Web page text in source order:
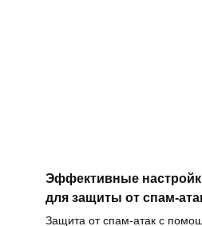
Эффективные
для защиты от спам-
Защита от спам-атак с